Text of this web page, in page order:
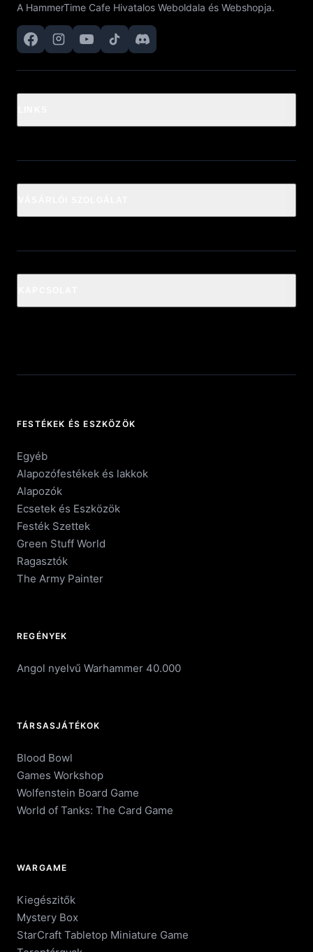
A HammerTime Cafe Hivatalos Weboldala és Webshopja.
FESTÉKEK ÉS ESZKÖZÖK
Egyéb
Alapozófestékek és lakkok
Alapozók
Ecsetek és Eszközök
Festék Szettek
Green Stuff World
Ragasztók
The Army Painter
REGÉNYEK
Angol nyelvű Warhammer 40.000
TÁRSASJÁTÉKOK
Blood Bowl
Games Workshop
Wolfenstein Board Game
World of Tanks: The Card Game
WARGAME
Kiegészitők
Mystery Box
StarCraft Tabletop Miniature Game